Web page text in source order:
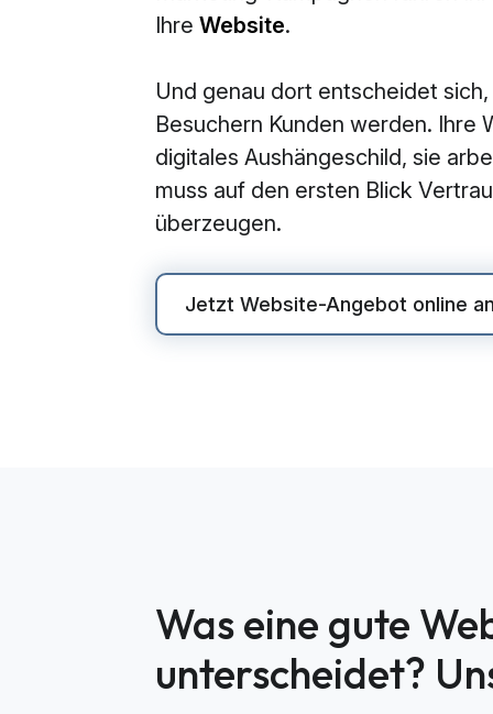
Online
Social
E-Mail
IhreWebsite.
Und genau dort entscheidet
Besuchern Kunden werden. Ihre
digitales Aushängeschild, sie
muss auf den ersten Blick
überzeugen.
Jetzt Website-Angebot online
Was eine gute
unterscheidet?